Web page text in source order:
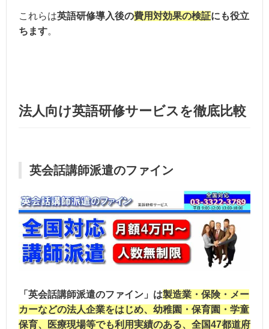
これらは英語研修導入後の費用対効果の検証にも役立
ちます。
法人向け英語研修サービスを徹底比較
英会話講師派遣のファイン
「英会話講師派遣のファイン」は製造業・保険・メー
カーなどの法人企業をはじめ、幼稚園・保育園・学童
保育、医療現場等でも利用実績のある、全国47都道府